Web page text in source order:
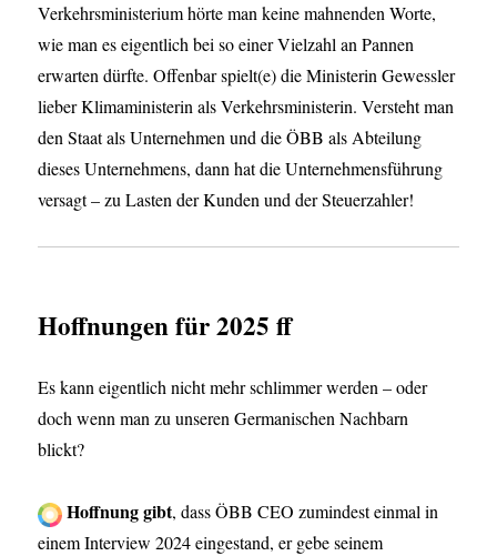
Verkehrsministerium hörte man keine mahnenden Worte,
wie man es eigentlich bei so einer Vielzahl an Pannen
erwarten dürfte. Offenbar spielt(e) die Ministerin Gewessler
lieber Klimaministerin als Verkehrsministerin. Versteht man
den Staat als Unternehmen und die ÖBB als Abteilung
dieses Unternehmens, dann hat die Unternehmensführung
versagt – zu Lasten der Kunden und der Steuerzahler!
Hoffnungen für 2025 ff
Es kann eigentlich nicht mehr schlimmer werden – oder
doch wenn man zu unseren Germanischen Nachbarn
blickt?
Hoffnung gibt, dass ÖBB CEO zumindest einmal in
einem Interview 2024 eingestand, er gebe seinem